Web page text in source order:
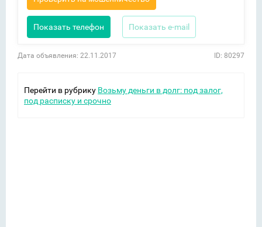
Показать телефон Показать e-mail
Дата объявления: 22.11.2017 ID: 80297
Перейти в рубрику Возьму деньги в долг: под залог,
под расписку и срочно